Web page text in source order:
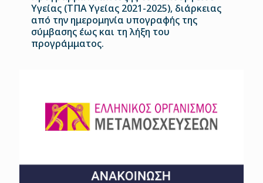
Υγείας (ΤΠΑ Υγείας 2021-2025), διάρκειας
από την ημερομηνία υπογραφής της
σύμβασης έως και τη λήξη του
προγράμματος.